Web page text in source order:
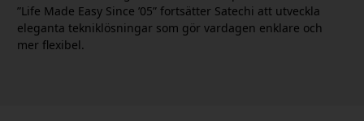
”Life Made Easy Since ’05” fortsätter Satechi att utveckla
eleganta tekniklösningar som gör vardagen enklare och
mer flexibel.